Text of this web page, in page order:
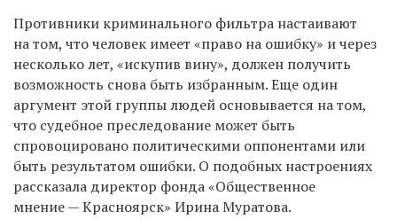
Противники криминального фильтра настаивают
на том, что человек имеет «право на ошибку» и через
несколько лет, «искупив вину», должен получить
возможность снова быть избранным. Еще один
аргумент этой группы людей основывается на том,
что судебное преследование может быть
спровоцировано политическими оппонентами или
быть результатом ошибки. О подобных настроениях
рассказала директор фонда «Общественное
мнение — Красноярск» Ирина Муратова.